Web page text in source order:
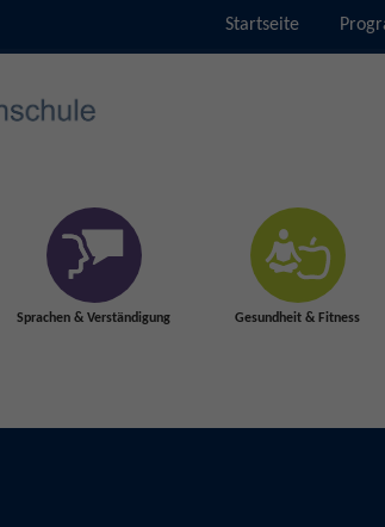
Startseite
Sprachen & Verständigung Gesundheit & Fitness